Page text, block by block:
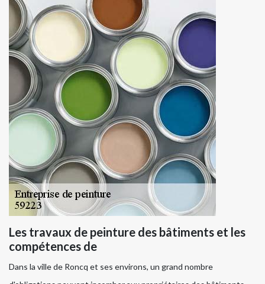
Les travaux de peinture des bâtiments et les
compétences de
Dans la ville de Roncq et ses environs, un grand nombre